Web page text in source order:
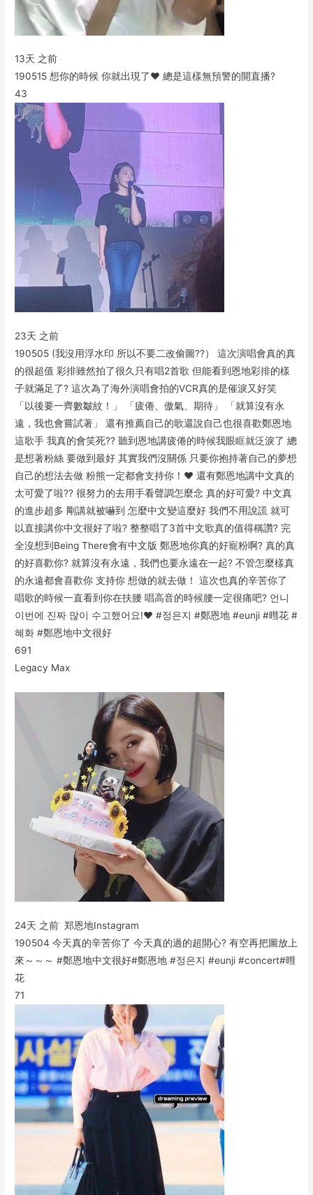
13天 之前
190515 想你的時候 你就出現了♥️ 總是這樣無預警的開直播?
43
23天 之前
190505 (我沒用浮水印 所以不要二改偷圖??） 這次演唱會真的真
的很超值 彩排雖然拍了很久只有唱2首歌 但能看到恩地彩排的樣
子就滿足了? 這次為了海外演唱會拍的VCR真的是催淚又好笑
「以後要一齊數皺紋！」 「疲倦、傲氣、期待」 「就算沒有永
遠，我也會嘗試著」 還有推薦自己的歌還說自己也很喜歡鄭恩地
這歌手 我真的會笑死?? 聽到恩地講疲倦的時候我眼眶就泛淚了 總
是想著粉絲 要做到最好 其實我們沒關係 只要你抱持著自己的夢想
自己的想法去做 粉熊一定都會支持你！♥️ 還有鄭恩地講中文真的
太可愛了啦?? 很努力的去用手看聲調怎麼念 真的好可愛? 中文真
的進步超多 剛講就被嚇到 怎麼中文變這麼好 我們不用說謊 就可
以直接講你中文很好了啦? 整整唱了3首中文歌真的值得稱讚? 完
全沒想到Being There會有中文版 鄭恩地你真的好寵粉啊? 真的真
的好喜歡你? 就算沒有永遠，我們也要永遠在一起? 不管怎麼樣真
的永遠都會喜歡你 支持你 想做的就去做！ 這次也真的辛苦你了
唱歌的時候一直看到你在扶腰 唱高音的時候腰一定很痛吧? 언니
이번에 진짜 많이 수고했어요!♥️ #정은지 #鄭恩地 #eunji #暳花 #
혜화 #鄭恩地中文很好
691
Legacy Max
24天 之前 郑恩地Instagram
190504 今天真的辛苦你了 今天真的過的超開心? 有空再把圖放上
來～～～ #鄭恩地中文很好#鄭恩地 #정은지 #eunji #concert#暳
花
71